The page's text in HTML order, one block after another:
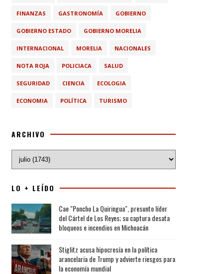
FINANZAS GASTRONOMÍA GOBIERNO
GOBIERNO ESTADO GOBIERNO MORELIA
INTERNACIONAL MORELIA NACIONALES
NOTA ROJA POLICIACA SALUD
SEGURIDAD CIENCIA ECOLOGIA
ECONOMIA POLÍTICA TURISMO
ARCHIVO
LO + LEÍDO
Cae "Poncho La Quiringua", presunto líder
del Cártel de Los Reyes; su captura desata
bloqueos e incendios en Michoacán
Stiglitz acusa hipocresía en la política
arancelaria de Trump y advierte riesgos para
la economía mundial